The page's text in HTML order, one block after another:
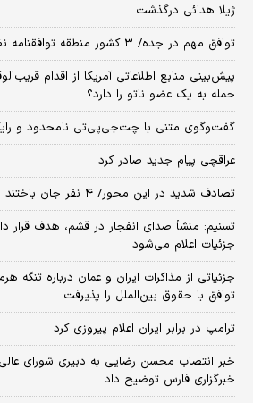
ژیلا هدائی درگذشت
توافق مهم در جده/ ۳ کشور منطقه توافقنامه نظامی امضا می‌کنند
پیش‌بینی منابع اطلاعاتی آمریکا از اقدام
حمله به یک عضو ناتو را دارد؟
گفت‌وگوی متنی با چت‌جی‌پی‌تی نامحدود و
عراقچی پیام جدید صادر کرد
تصادف شدید در این محور/ ۴ نفر جان باختند
تسنیم: منشأ صدای انفجار در قشم، هدف قرار
جزئیات اعلام می‌شود
جزئیاتی از مذاکرات ایران و عمان درباره تنگه
توافق با حقوق بین‌الملل را پذیرفت
ترامپ در برابر ایران اعلام پیروزی کرد
خبر انتصاب محسن رضایی به دبیری شورای
خبرگزاری فارس توضیح داد